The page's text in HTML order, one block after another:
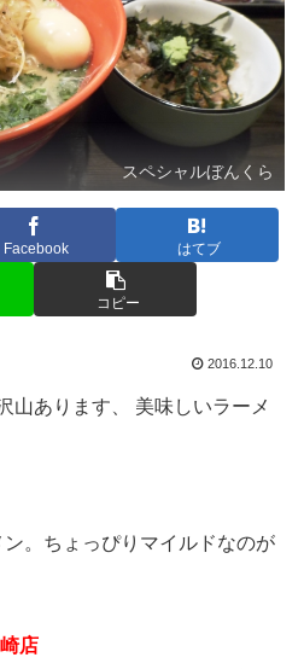
スペシャルぼんくら
Facebook はてブ
コピー
2016.12.10
山あります、 美味しいラーメ
。ちょっぴりマイルドなのが
店